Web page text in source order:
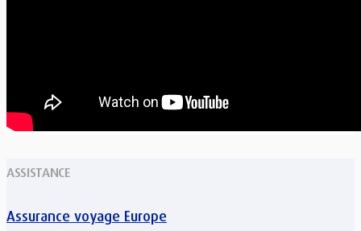
ASSISTANCE
Assurance voyage Europe